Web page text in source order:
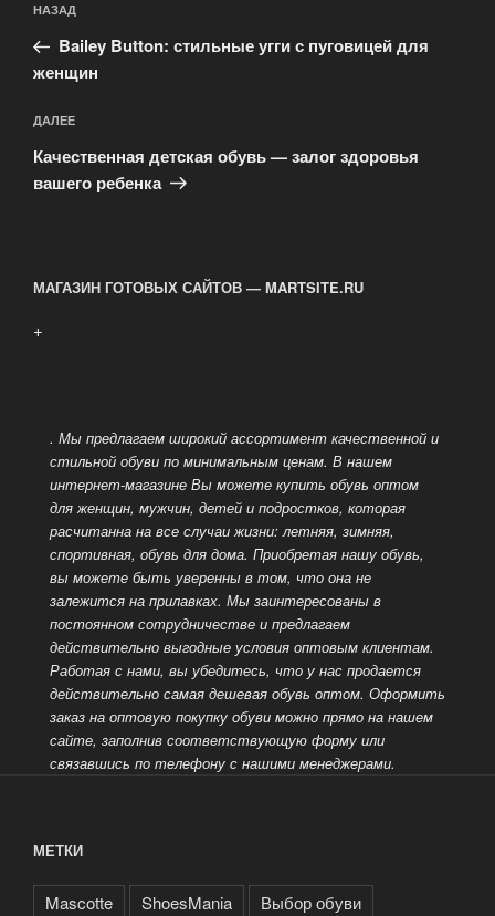
по
записям
Предыдущая
запись:
НАЗАД
Bailey Button: стильные угги с пуговицей для
женщин
Следующая
запись
ДАЛЕЕ
Качественная детская обувь — залог здоровья
вашего ребенка
МАГАЗИН ГОТОВЫХ САЙТОВ — MARTSITE.RU
+
. Мы предлагаем широкий ассортимент качественной и
стильной обуви по минимальным ценам. В нашем
интернет-магазине Вы можете купить обувь оптом
для женщин, мужчин, детей и подростков, которая
расчитанна на все случаи жизни: летняя, зимняя,
спортивная, обувь для дома. Приобретая нашу обувь,
вы можете быть уверенны в том, что она не
залежится на прилавках. Мы заинтересованы в
постоянном сотрудничестве и предлагаем
действительно выгодные условия оптовым клиентам.
Работая с нами, вы убедитесь, что у нас продается
действительно самая дешевая обувь оптом. Оформить
заказ на оптовую покупку обуви можно прямо на нашем
сайте, заполнив соответствующую форму или
связавшись по телефону с нашими менеджерами.
МЕТКИ
Mascotte ShoesMania
Выбор обуви